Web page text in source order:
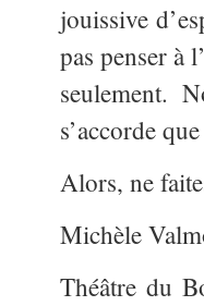
jouissive
pas penser à
seulement.
s’accorde
Alors, ne
Michèle
Théâtre du